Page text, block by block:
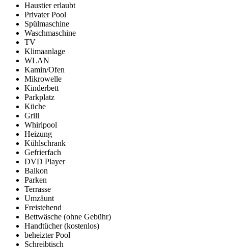
Haustier erlaubt
Privater Pool
Spülmaschine
Waschmaschine
TV
Klimaanlage
WLAN
Kamin/Ofen
Mikrowelle
Kinderbett
Parkplatz
Küche
Grill
Whirlpool
Heizung
Kühlschrank
Gefrierfach
DVD Player
Balkon
Parken
Terrasse
Umzäunt
Freistehend
Bettwäsche (ohne Gebühr)
Handtücher (kostenlos)
beheizter Pool
Schreibtisch